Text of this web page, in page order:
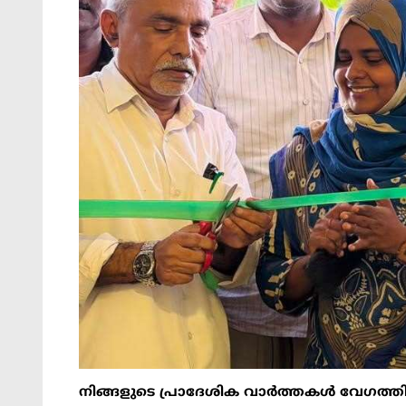
നിങ്ങളുടെ പ്രാദേശിക വാർത്തകൾ